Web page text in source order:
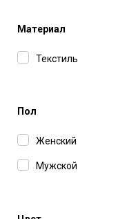
Материал
Текстиль
Пол
Женский
Мужской